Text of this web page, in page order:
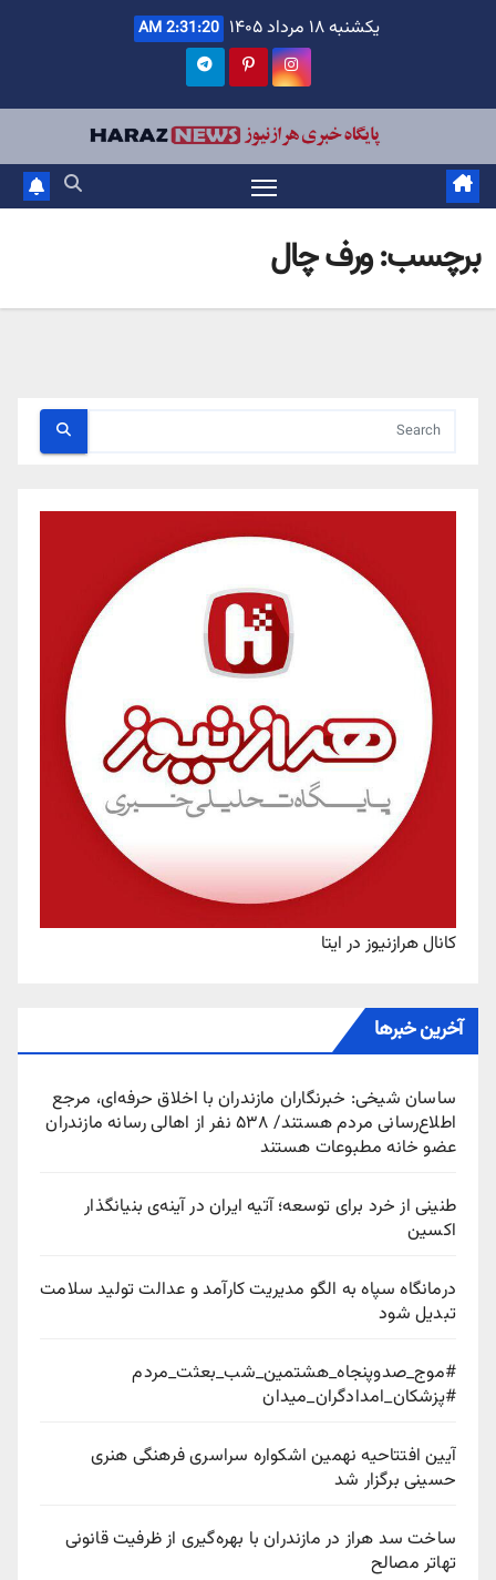
یکشنبه ۱۸ مرداد ۱۴۰۵ 2:31:20 AM
برچسب:ورف چال
کانال هرازنیوز در ایتا
آخرین خبرها
ساسان شیخی: خبرنگاران مازندران با اخلاق حرفه‌ای، مرجع
اطلاع‌رسانی مردم هستند/ ۵۳۸ نفر از اهالی رسانه مازندران
عضو خانه مطبوعات هستند
طنینی از خرد برای توسعه؛ آتیه ایران در آینه‌ی بنیانگذار
اکسین
درمانگاه سپاه به الگو مدیریت کارآمد و عدالت تولید سلامت
تبدیل شود
#موج_صدوپنجاه_هشتمین_شب_بعثت_مردم
#پزشکان_امدادگران_میدان
آیین افتتاحیه نهمین اشکواره سراسری فرهنگی هنری
حسینی برگزار شد
ساخت سد هراز در مازندران با بهره‌گیری از ظرفیت قانونی
تهاتر مصالح